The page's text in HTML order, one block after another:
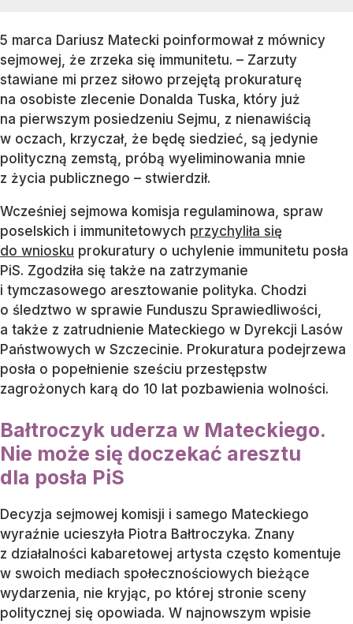
5 marca Dariusz Matecki poinformował z mównicy
sejmowej, że zrzeka się immunitetu. – Zarzuty
stawiane mi przez siłowo przejętą prokuraturę
na osobiste zlecenie Donalda Tuska, który już
na pierwszym posiedzeniu Sejmu, z nienawiścią
w oczach, krzyczał, że będę siedzieć, są jedynie
polityczną zemstą, próbą wyeliminowania mnie
z życia publicznego – stwierdził.
Wcześniej sejmowa komisja regulaminowa, spraw
poselskich i immunitetowych przychyliła się
do wniosku prokuratury o uchylenie immunitetu posła
PiS. Zgodziła się także na zatrzymanie
i tymczasowego aresztowanie polityka. Chodzi
o śledztwo w sprawie Funduszu Sprawiedliwości,
a także z zatrudnienie Mateckiego w Dyrekcji Lasów
Państwowych w Szczecinie. Prokuratura podejrzewa
posła o popełnienie sześciu przestępstw
zagrożonych karą do 10 lat pozbawienia wolności.
Bałtroczyk uderza w Mateckiego.
Nie może się doczekać aresztu
dla posła PiS
Decyzja sejmowej komisji i samego Mateckiego
wyraźnie ucieszyła Piotra Bałtroczyka. Znany
z działalności kabaretowej artysta często komentuje
w swoich mediach społecznościowych bieżące
wydarzenia, nie kryjąc, po której stronie sceny
politycznej się opowiada. W najnowszym wpisie